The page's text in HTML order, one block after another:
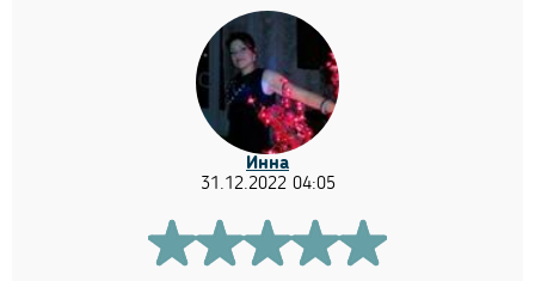
Инна
31.12.2022 04:05